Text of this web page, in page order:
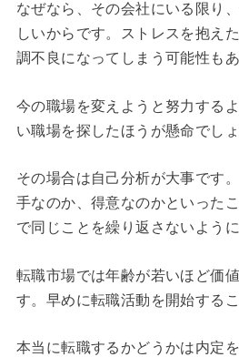
なぜなら、その会社にいる限り
しいからです。ストレスを抱え
調不良になってしまう可能性もあ
今の職場を変えようと努力する
い職場を探したほうが懸命でしょ
その場合は自己分析が大事です
手なのか、得意なのかといった
で同じことを繰り返さないように
転職市場では年齢が若いほど価
す。早めに転職活動を開始する
本当に転職するかどうかは内定